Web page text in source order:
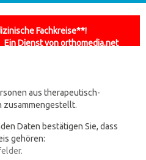
Fachkreise**!
Ein Dienst von orthomedia.net
aus therapeutisch-
zusammengestellt.
Daten bestätigen Sie, dass
gehören: